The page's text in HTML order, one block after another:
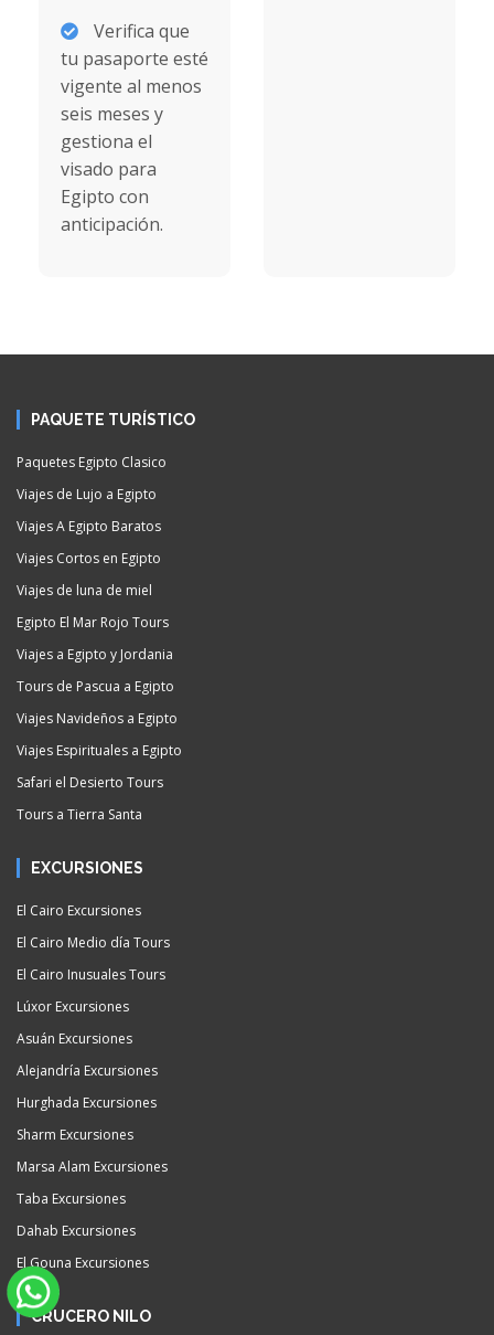
Verifica que
tu pasaporte esté
vigente al menos
seis meses y
gestiona el
visado para
Egipto con
anticipación.
PAQUETE TURÍSTICO
Paquetes Egipto Clasico
Viajes de Lujo a Egipto
Viajes A Egipto Baratos
Viajes Cortos en Egipto
Viajes de luna de miel
Egipto El Mar Rojo Tours
Viajes a Egipto y Jordania
Tours de Pascua a Egipto
Viajes Navideños a Egipto
Viajes Espirituales a Egipto
Safari el Desierto Tours
Tours a Tierra Santa
EXCURSIONES
El Cairo Excursiones
El Cairo Medio día Tours
El Cairo Inusuales Tours
Lúxor Excursiones
Asuán Excursiones
Alejandría Excursiones
Hurghada Excursiones
Sharm Excursiones
Marsa Alam Excursiones
Taba Excursiones
Dahab Excursiones
El Gouna Excursiones
CRUCERO NILO